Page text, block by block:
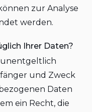
zur Analyse
werden.
Ihrer Daten?
unentgeltlich
und Zweck
Daten
ein Recht, die